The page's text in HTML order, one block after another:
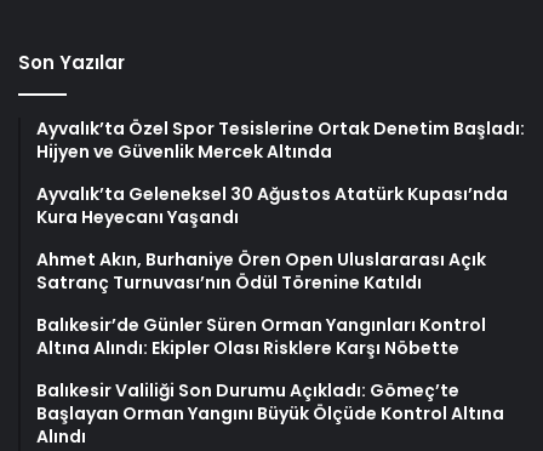
Son Yazılar
Ayvalık’ta Özel Spor Tesislerine Ortak Denetim Başladı:
Hijyen ve Güvenlik Mercek Altında
Ayvalık’ta Geleneksel 30 Ağustos Atatürk Kupası’nda
Kura Heyecanı Yaşandı
Ahmet Akın, Burhaniye Ören Open Uluslararası Açık
Satranç Turnuvası’nın Ödül Törenine Katıldı
Balıkesir’de Günler Süren Orman Yangınları Kontrol
Altına Alındı: Ekipler Olası Risklere Karşı Nöbette
Balıkesir Valiliği Son Durumu Açıkladı: Gömeç’te
Başlayan Orman Yangını Büyük Ölçüde Kontrol Altına
Alındı